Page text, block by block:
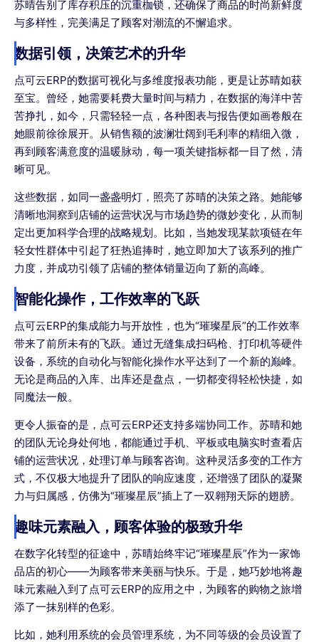
苏晴告别了库存积压的沉重枷锁，还确保了商品的时尚新鲜度
与多样性，完美满足了顾客对潮流的不懈追求。
数据引领，决策艺术的升华
点可云ERP的数据可视化与多维度报表功能，更是让苏晴如获
至宝。曾经，她需要耗费大量时间与精力，在数据的海洋中苦
苦挣扎，如今，只需轻轻一点，各种图表与报告便如画卷般在
她眼前徐徐展开。从销售额的波澜壮阔到毛利率的精细入微，
再到顾客满意度的温暖脉动，每一项关键指标都一目了然，清
晰可见。
这些数据，如同一盏盏明灯，照亮了苏晴的决策之路。她能够
清晰地洞察到店铺的运营状况与市场趋势的微妙变化，从而制
定出更加科学合理的战略规划。比如，当她发现某款项链在年
轻女性群体中引起了狂热追捧时，她立即加大了该系列的推广
力度，并成功引领了店铺的整体销量迈向了新的高峰。
智能化操作，工作效率的飞跃
点可云ERP的集成能力与开放性，也为“璀璨星辰”的工作效率
带来了前所未有的飞跃。通过无缝集成扫码枪、打印机等硬件
设备，系统的自动化与智能化操作水平达到了一个新的巅峰。
无论是商品的入库、出库还是盘点，一切都变得轻松快捷，如
同魔法一般。
更令人振奋的是，点可云ERP还支持多端协同工作。苏晴和她
的团队无论身处何地，都能通过手机、平板或电脑实时查看店
铺的运营状况，处理订单与顾客咨询。这种灵活多变的工作方
式，不仅极大地提升了团队的响应速度，还增强了团队的凝聚
力与归属感，仿佛为“璀璨星辰”插上了一双翱翔天际的翅膀。
趣味元素融入，顾客体验的极致升华
在数字化转型的征途中，苏晴始终牢记“璀璨星辰”作为一家饰
品店的初心——为顾客带来美丽与快乐。于是，她巧妙地将趣
味元素融入到了点可云ERP的应用之中，为顾客的购物之旅增
添了一抹别样的色彩。
比如，她利用系统的会员管理系统，为不同等级的会员设置了